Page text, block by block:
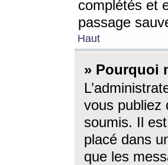
complétés et
passage
Haut
» Pourquoi
vous publiez
soumis. Il
placé dans
que les